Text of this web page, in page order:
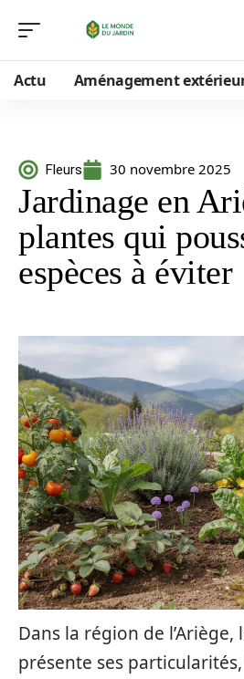
Actu Aménagement
Fleurs 30 novembre 2025
Jardinage en
plantes qui
espèces à éviter
Dans la région de l’Ariège,
présente ses